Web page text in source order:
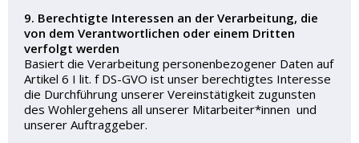
9. Berechtigte Interessen an der Verarbeitung, die
von dem Verantwortlichen oder einem Dritten
verfolgt werden
Basiert die Verarbeitung personenbezogener Daten auf
Artikel 6 I lit. f DS-GVO ist unser berechtigtes Interesse
die Durchführung unserer Vereinstätigkeit zugunsten
des Wohlergehens all unserer Mitarbeiter*innen und
unserer Auftraggeber.